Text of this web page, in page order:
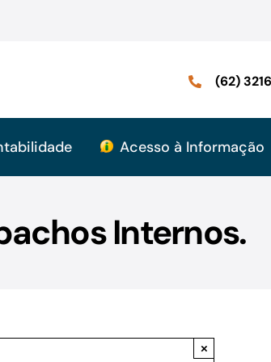
(62)
Acesso à Informação
Internos.
×